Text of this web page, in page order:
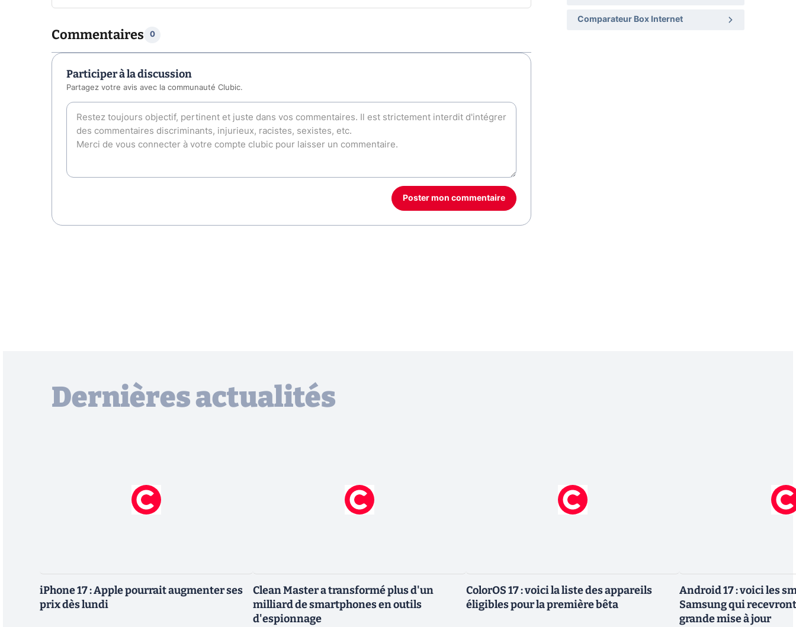
Commentaires 0
Participer à la discussion
Partagez votre avis avec la communauté Clubic.
Poster mon commentaire
Comparateur Box Internet
Dernières actualités
iPhone 17 : Apple pourrait augmenter ses
prix dès lundi
Clean Master a transformé plus d'un
milliard de smartphones en outils
d'espionnage
ColorOS 17 : voici la liste des appareils
éligibles pour la première bêta
Android 17 : voici les
Samsung qui
grande mise à jour